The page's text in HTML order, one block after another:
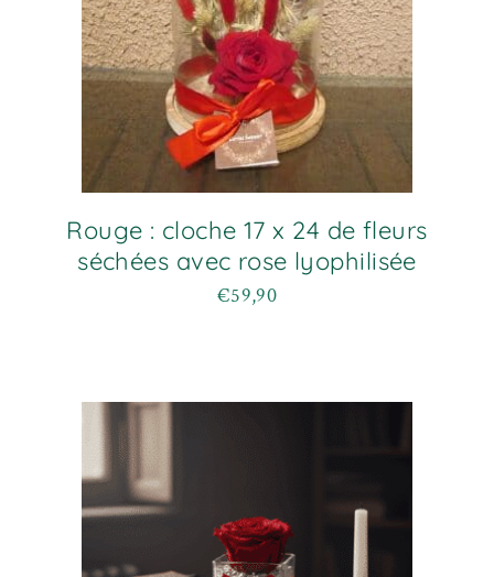
Rouge : cloche 17 x 24 de fleurs
séchées avec rose lyophilisée
€59,90